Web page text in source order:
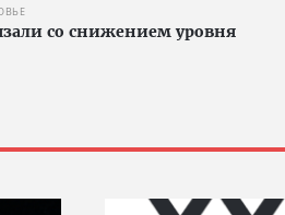
со снижением уровня